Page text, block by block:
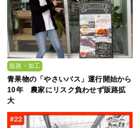
販路・加工
青果物の「やさいバス」運行開始から
10年 農家にリスク負わせず販路拡
大